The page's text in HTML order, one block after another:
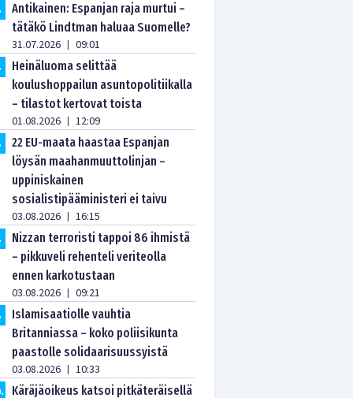
Antikainen: Espanjan raja murtui –
tätäkö Lindtman haluaa Suomelle?
31.07.2026 | 09:01
Heinäluoma selittää
koulushoppailun asuntopolitiikalla
– tilastot kertovat toista
01.08.2026 | 12:09
22 EU-maata haastaa Espanjan
löysän maahanmuuttolinjan –
uppiniskainen
sosialistipääministeri ei taivu
03.08.2026 | 16:15
Nizzan terroristi tappoi 86 ihmistä
– pikkuveli rehenteli veriteolla
ennen karkotustaan
03.08.2026 | 09:21
Islamisaatiolle vauhtia
Britanniassa – koko poliisikunta
paastolle solidaarisuussyistä
03.08.2026 | 10:33
. Käräjäoikeus katsoi pitkäteräisellä